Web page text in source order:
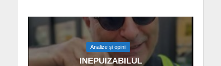
Analize și opinii
INEPUIZABILUL